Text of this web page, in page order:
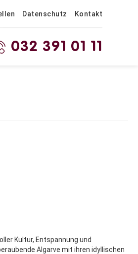
Datenschutz Kontakt
032 391 01 11
Kultur, Entspannung und
Algarve mit ihren idyllischen